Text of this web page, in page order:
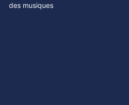
des musiques